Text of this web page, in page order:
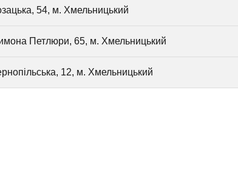
54, м. Хмельницький
Петлюри, 65, м. Хмельницький
12, м. Хмельницький